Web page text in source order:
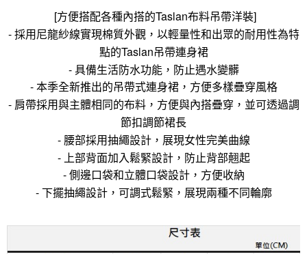
[方便搭配各種內搭​​的Taslan布料吊帶洋裝]
- 採用尼龍紗線實現棉質外觀，以輕量性和出眾的耐用性為特
點的Taslan吊帶連身裙
- 具備生活防水功能，防止遇水變髒
- 本季全新推出的吊帶式連身裙，方便多樣疊穿風格
- 肩帶採用與主體相同的布料，方便與內搭疊穿，並可透過調
節扣調節裙長
- 腰部採用抽繩設計，展現女性完美曲線
- 上部背面加入鬆緊設計，防止背部翹起
- 側邊口袋和立體口袋設計，方便收納
- 下擺抽繩設計，可調式鬆緊，展現兩種不同輪廓